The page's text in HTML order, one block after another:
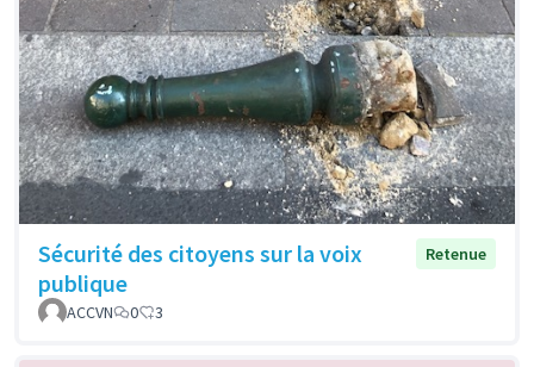
Sécurité des citoyens sur la voix
publique
Retenue
ACCVN 0 3